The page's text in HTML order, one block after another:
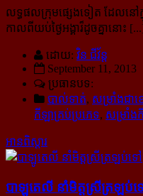
លទ្ធផលក្រុមផ្សេងទៀត ដែលន
កាលពីយប់ថ្ងៃអង្គារ៏ដូចគ្នានោះ
ដោយ: វិន ជីវ័ន្ត
September 11, 2013
ប្រធានបទ:
បាល់ទាត់, សម្រាំងជាខ
កីឡាគ្រប់ប្រភេទ, សម្រាំង
អានពិស្ដារ
បាឡូតេលី នាំ​មិត្ត​ស្រី​ត្រឡប់​ទ